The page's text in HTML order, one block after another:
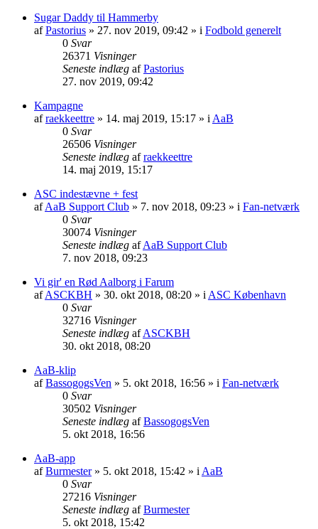
Sugar Daddy til Hammerby
afPastorius » 27. nov 2019, 09:42 » i Fodbold generelt
0 Svar
26371 Visninger
Seneste indlæg afPastorius
27. nov 2019, 09:42
Kampagne
afraekkeettre » 14. maj 2019, 15:17 » i AaB
0 Svar
26506 Visninger
Seneste indlæg afraekkeettre
14. maj 2019, 15:17
ASC indestævne + fest
afAaB Support Club » 7. nov 2018, 09:23 » i Fan-netværk
0 Svar
30074 Visninger
Seneste indlæg afAaB Support Club
7. nov 2018, 09:23
Vi gir' en Rød Aalborg i Farum
afASCKBH » 30. okt 2018, 08:20 » i ASC København
0 Svar
32716 Visninger
Seneste indlæg afASCKBH
30. okt 2018, 08:20
AaB-klip
afBassogogsVen » 5. okt 2018, 16:56 » i Fan-netværk
0 Svar
30502 Visninger
Seneste indlæg afBassogogsVen
5. okt 2018, 16:56
AaB-app
afBurmester» 5. okt 2018, 15:42 » i AaB
0 Svar
27216 Visninger
Seneste indlæg afBurmester
5. okt 2018, 15:42